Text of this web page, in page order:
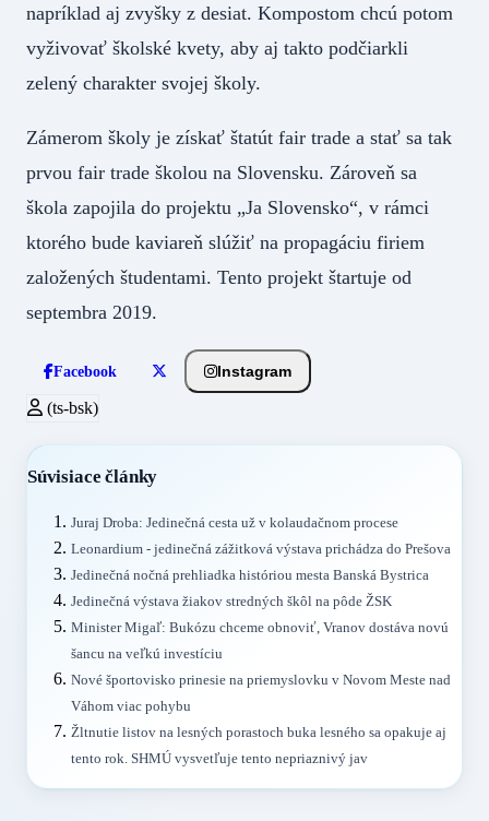
napríklad aj zvyšky z desiat. Kompostom chcú potom
vyživovať školské kvety, aby aj takto podčiarkli
zelený charakter svojej školy.
Zámerom školy je získať štatút fair trade a stať sa tak
prvou fair trade školou na Slovensku. Zároveň sa
škola zapojila do projektu „Ja Slovensko“, v rámci
ktorého bude kaviareň slúžiť na propagáciu firiem
založených študentami. Tento projekt štartuje od
septembra 2019.
Facebook Instagram
(ts-bsk)
Súvisiace články
Juraj Droba: Jedinečná cesta už v kolaudačnom procese
Leonardium - jedinečná zážitková výstava prichádza do Prešova
Jedinečná nočná prehliadka históriou mesta Banská Bystrica
Jedinečná výstava žiakov stredných škôl na pôde ŽSK
Minister Migaľ: Bukózu chceme obnoviť, Vranov dostáva novú
šancu na veľkú investíciu
Nové športovisko prinesie na priemyslovku v Novom Meste nad
Váhom viac pohybu
Žltnutie listov na lesných porastoch buka lesného sa opakuje aj
tento rok. SHMÚ vysvetľuje tento nepriaznivý jav